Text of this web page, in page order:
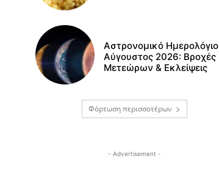
Αστρονομικό Ημερολόγιο
Αύγουστος 2026: Βροχές
Μετεώρων & Εκλείψεις
Φόρτωση περισσοτέρων
- Advertisement -